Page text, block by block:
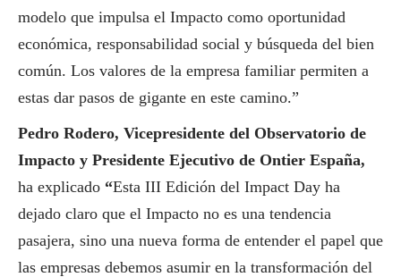
modelo que impulsa el Impacto como oportunidad
económica, responsabilidad social y búsqueda del bien
común. Los valores de la empresa familiar permiten a
estas dar pasos de gigante en este camino.”
Pedro Rodero, Vicepresidente del Observatorio de
Impacto y Presidente Ejecutivo de Ontier España,
ha explicado “Esta III Edición del Impact Day ha
dejado claro que el Impacto no es una tendencia
pasajera, sino una nueva forma de entender el papel que
las empresas debemos asumir en la transformación del